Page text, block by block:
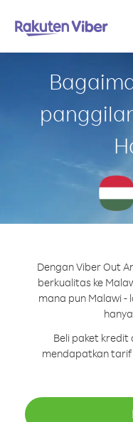
Dengan Viber Out
berkualitas ke
mana pun Malawi -
Beli paket
mendapatkan